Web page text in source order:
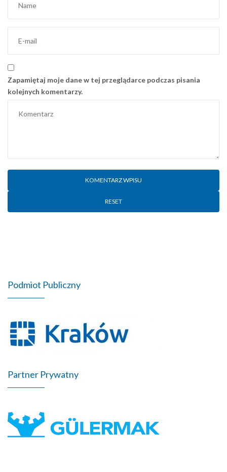
Zapamiętaj moje dane w tej przeglądarce podczas pisania
kolejnych komentarzy.
RESET
Podmiot Publiczny
Partner Prywatny